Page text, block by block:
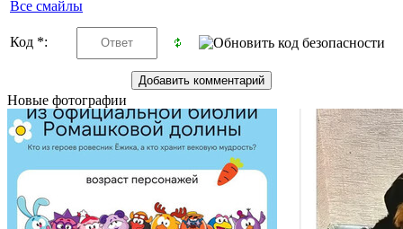
Все смайлы
Код *:
Новые фотографии